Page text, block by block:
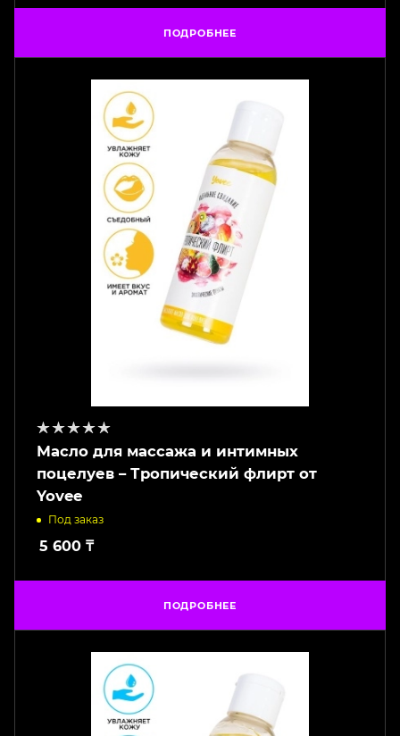
ПОДРОБНЕЕ
Масло для массажа и интимных
поцелуев – Тропический флирт от
Yovee
Под заказ
5 600 ₸
ПОДРОБНЕЕ